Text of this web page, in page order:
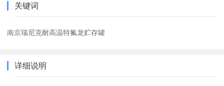
关键词
南京瑞尼克耐高温特氟龙贮存罐
详细说明